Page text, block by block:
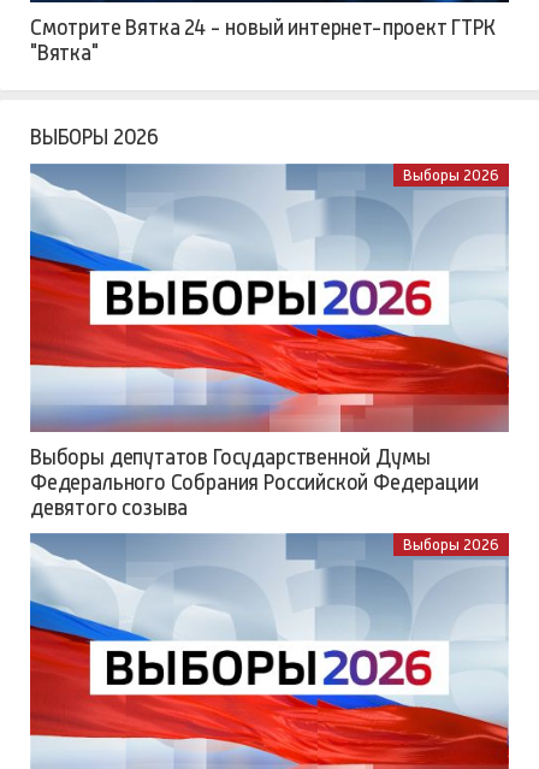
Смотрите Вятка 24 - новый интернет-проект ГТРК
"Вятка"
ВЫБОРЫ 2026
Выборы 2026
Выборы депутатов Государственной Думы
Федерального Собрания Российской Федерации
девятого созыва
Выборы 2026